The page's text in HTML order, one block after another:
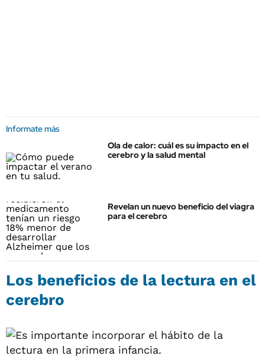
Informate más
Ola de calor: cuál es su impacto en el
cerebro y la salud mental
Revelan un nuevo beneficio del viagra
para el cerebro
Los beneficios de la lectura en el
cerebro